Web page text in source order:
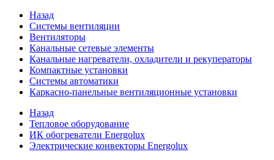
Назад
Системы вентиляции
Вентиляторы
Канальные сетевые элементы
Канальные нагреватели, охладители и рекуператоры
Компактные установки
Системы автоматики
Каркасно-панельные вентиляционные установки
Назад
Тепловое оборудование
ИК обогреватели Energolux
Электрические конвекторы Energolux